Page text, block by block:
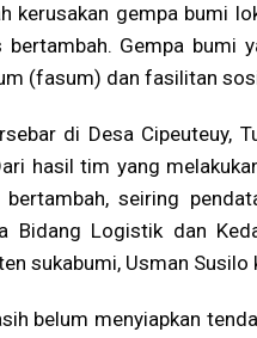
kerusakan gempa bumi
Gempa bumi
(fasum) dan fasilitan
di Desa Cipeuteuy,
hasil tim yang
seiring
Bidang Logistik dan
sukabumi, Usman Susilo
belum menyiapkan